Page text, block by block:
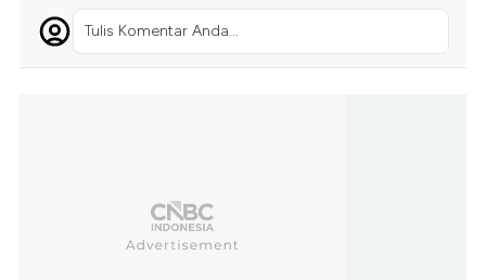
Tulis Komentar Anda...